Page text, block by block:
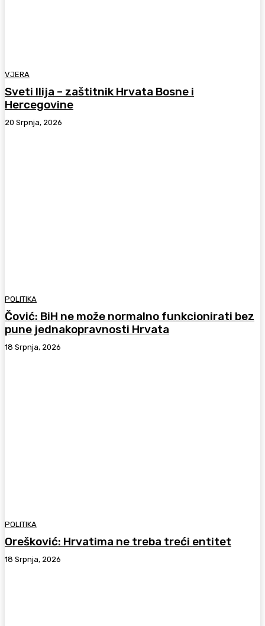
VJERA
Sveti Ilija – zaštitnik Hrvata Bosne i
Hercegovine
20 Srpnja, 2026
POLITIKA
Čović: BiH ne može normalno funkcionirati bez
pune jednakopravnosti Hrvata
18 Srpnja, 2026
POLITIKA
Orešković: Hrvatima ne treba treći entitet
18 Srpnja, 2026